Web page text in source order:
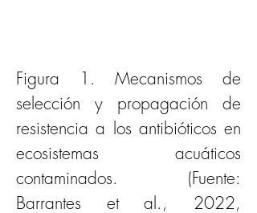
Figura 1. Mecanismos de
selección y propagación de
resistencia a los antibióticos en
ecosistemas acuáticos
contaminados. (Fuente:
Barrantes et al., 2022,